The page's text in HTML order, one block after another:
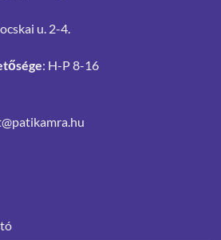
u. 2-4.
: H-P 8-16